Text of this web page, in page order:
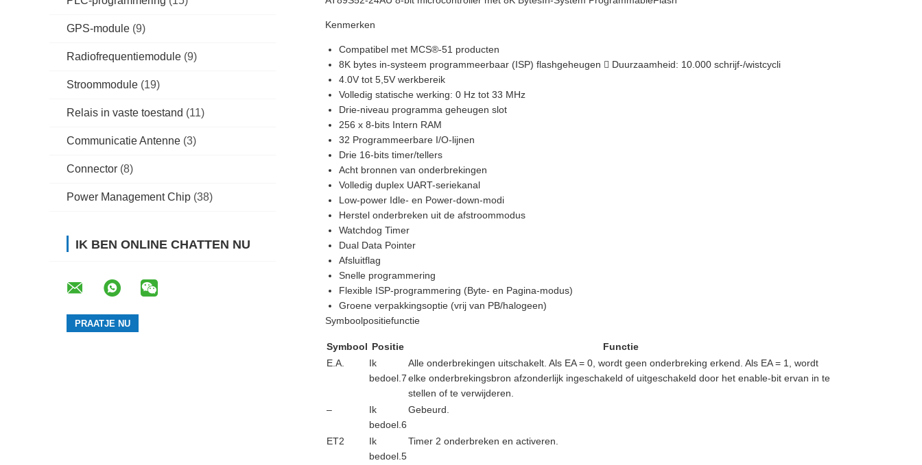
GPS-module (9)
Radiofrequentiemodule (9)
Stroommodule (19)
Relais in vaste toestand (11)
Communicatie Antenne (3)
Connector (8)
Power Management Chip (38)
IK BEN ONLINE CHATTEN NU
Kenmerken
Compatibel met MCS®-51 producten
8K bytes in-systeem programmeerbaar (ISP) flashgeheugen  Duurzaamheid: 10.000 schrijf-/wistcycli
4.0V tot 5,5V werkbereik
Volledig statische werking: 0 Hz tot 33 MHz
Drie-niveau programma geheugen slot
256 x 8-bits Intern RAM
32 Programmeerbare I/O-lijnen
Drie 16-bits timer/tellers
Acht bronnen van onderbrekingen
Volledig duplex UART-seriekanal
Low-power Idle- en Power-down-modi
Herstel onderbreken uit de afstroommodus
Watchdog Timer
Dual Data Pointer
Afsluitflag
Snelle programmering
Flexible ISP-programmering (Byte- en Pagina-modus)
Groene verpakkingsoptie (vrij van PB/halogeen)
Symboolpositiefunctie
Symbool Positie
Functie
E.A.
Ik
bedoel.7
Alle onderbrekingen uitschakelt. Als EA = 0, wordt geen onderbreking erkend. Als EA = 1, wordt
elke onderbrekingsbron afzonderlijk ingeschakeld of uitgeschakeld door het enable-bit ervan in te
stellen of te verwijderen.
–
Ik
bedoel.6
Gebeurd.
ET2
Ik
bedoel.5
Timer 2 onderbreken en activeren.